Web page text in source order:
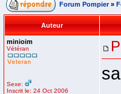
Forum Pompier »
Auteur
minioim
Vétéran
Sexe:
Inscrit le: 24 Oct 2006